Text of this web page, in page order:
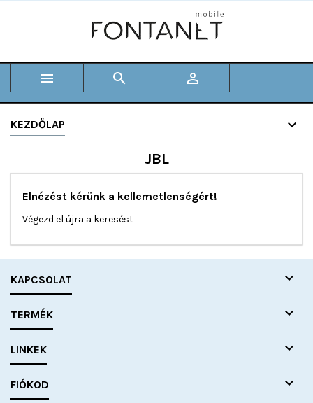
  
KEZDŐLAP
JBL
Elnézést kérünk a kellemetlenségért!
Végezd el újra a keresést
KAPCSOLAT 
TERMÉK 
LINKEK 
FIÓKOD 